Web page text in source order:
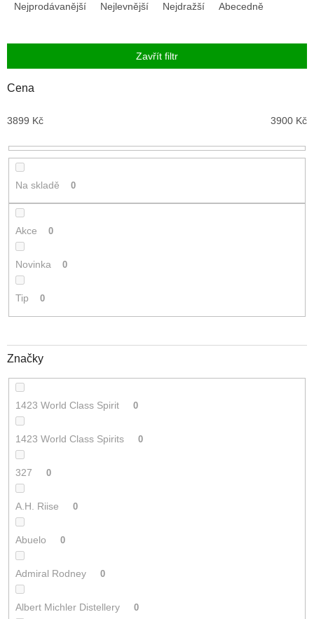
í
p
d
u
k
Nejprodávanější Nejlevnější Nejdražší Abecedně
Zavřít filtr
Cena
3899 Kč 3900 Kč
Na skladě 0
Akce 0
Novinka 0
Tip 0
Značky
1423 World Class Spirit 0
1423 World Class Spirits 0
327 0
A.H. Riise 0
Abuelo 0
Admiral Rodney 0
Albert Michler Distellery 0